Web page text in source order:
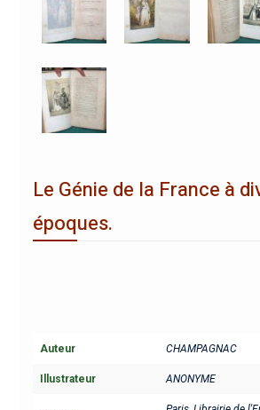
Le Génie de la France à
époques.
Auteur CHAMPAGNAC
Illustrateur ANONYME